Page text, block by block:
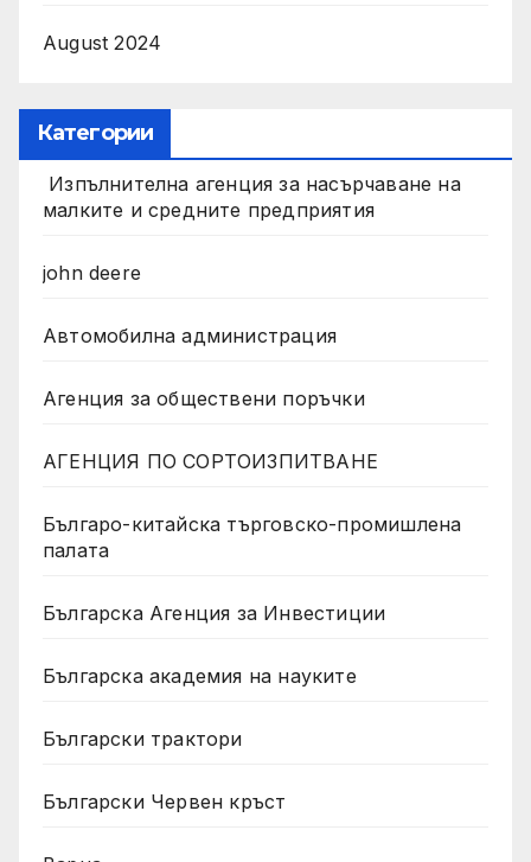
August 2024
Категории
Изпълнителна агенция за насърчаване на
малките и средните предприятия
john deere
Автомобилна администрация
Агенция за обществени поръчки
АГЕНЦИЯ ПО СОРТОИЗПИТВАНЕ
Българо-китайска търговско-промишлена
палата
Българска Агенция за Инвестиции
Българска академия на науките
Български трактори
Български Червен кръст